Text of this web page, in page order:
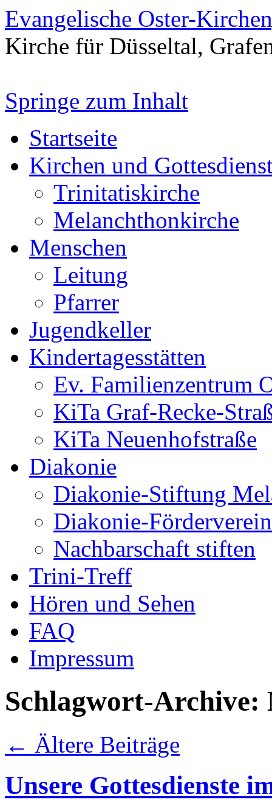
Evangelische Oster-
Kirche für Düsseltal,
Springe zum Inhalt
Startseite
Kirchen und
Trinitatiskirche
Melanchthonkirche
Menschen
Leitung
Pfarrer
Jugendkeller
Kindertagesstätten
Ev. Familienzentrum
KiTa Graf-Recke-
KiTa Neuenhofstraße
Diakonie
Diakonie-Stiftung
Diakonie-
Nachbarschaft stiften
Trini-Treff
Hören und Sehen
FAQ
Impressum
Schlagwort-Archive:
← Ältere Beiträge
Unsere Gottesdienste